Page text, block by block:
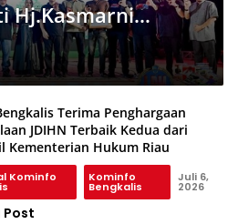
Hj.Kasmarni
Lokal Warisan
Tetap Terawat
Terima Penghargaan
JDIHN Terbaik Kedua dari
Kementerian Hukum Riau
Kominfo Kominfo
Bengkalis
Juli 6,
2026
Post